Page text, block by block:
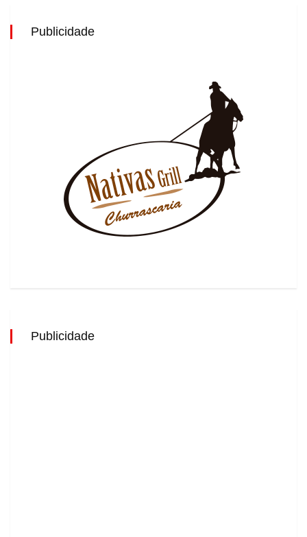
Publicidade
Publicidade